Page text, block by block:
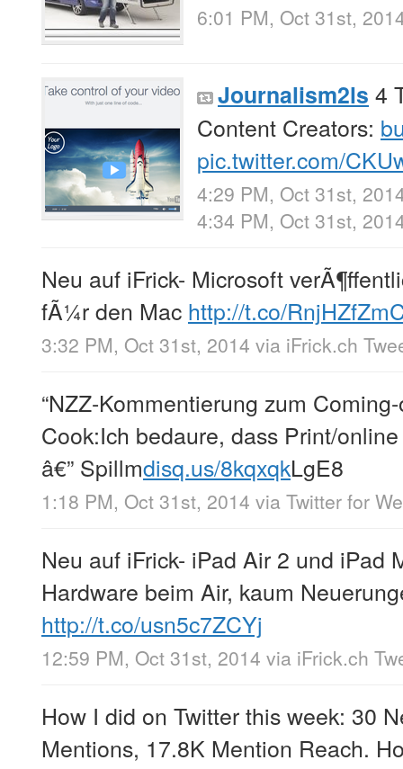
6:01 PM, Oct 31st,
Journalism2ls 4
Content Creators:
pic.twitter.com/
4:29 PM, Oct 31st,
4:34 PM, Oct 31st,
Neu auf iFrick- Microsoft
fÃ¼r den Mac http://t.co/
3:32 PM, Oct 31st, 2014 via iFrick.ch
“NZZ-Kommentierung zum
Cook:Ich bedaure, dass Print/online
â€” Spillmdisq.us/8kqxqkLgE8
1:18 PM, Oct 31st, 2014 via Twitter for
Neu auf iFrick- iPad Air 2 und iPad
Hardware beim Air, kaum
http://t.co/usn5c7ZCYj
12:59 PM, Oct 31st, 2014 via iFrick.ch
How I did on Twitter this week: 30
Mentions, 17.8K Mention Reach.